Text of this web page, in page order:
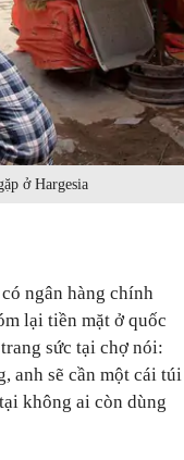
ở Hargesia
ngân hàng chính
lại tiền mặt ở quốc
sức tại chợ nói:
anh sẽ cần một cái túi
không ai còn dùng